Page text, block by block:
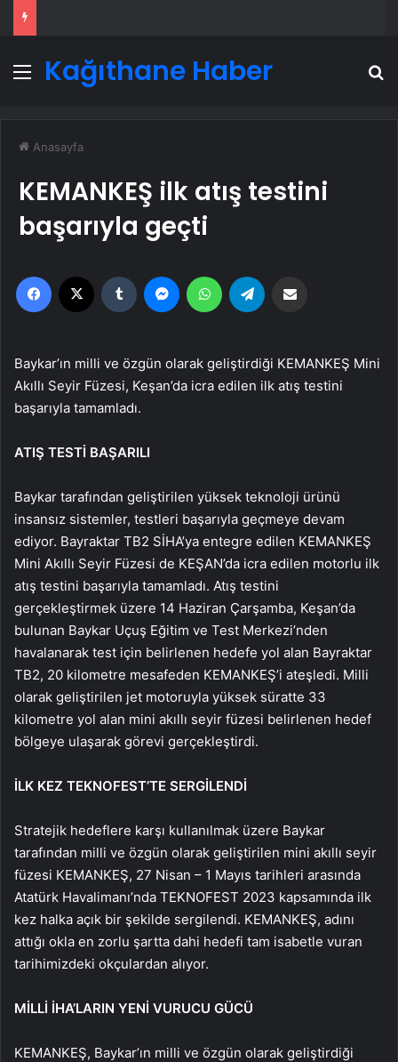
Menü
Kağıthane Haber
Anasayfa
KEMANKEŞ ilk atış testini
başarıyla geçti
Facebook Tumblr MessengerWhatsApp
Baykar’ın milli ve özgün olarak geliştirdiği KEMANKEŞ Mini
Akıllı Seyir Füzesi, Keşan’da icra edilen ilk atış testini
başarıyla tamamladı.
ATIŞ TESTİ BAŞARILI
Baykar tarafından geliştirilen yüksek teknoloji ürünü
insansız sistemler, testleri başarıyla geçmeye devam
ediyor. Bayraktar TB2 SİHA’ya entegre edilen KEMANKEŞ
Mini Akıllı Seyir Füzesi de KEŞAN’da icra edilen motorlu ilk
atış testini başarıyla tamamladı. Atış testini
gerçekleştirmek üzere 14 Haziran Çarşamba, Keşan’da
bulunan Baykar Uçuş Eğitim ve Test Merkezi’nden
havalanarak test için belirlenen hedefe yol alan Bayraktar
TB2, 20 kilometre mesafeden KEMANKEŞ’i ateşledi. Milli
olarak geliştirilen jet motoruyla yüksek süratte 33
kilometre yol alan mini akıllı seyir füzesi belirlenen hedef
bölgeye ulaşarak görevi gerçekleştirdi.
İLK KEZ TEKNOFEST’TE SERGİLENDİ
Stratejik hedeflere karşı kullanılmak üzere Baykar
tarafından milli ve özgün olarak geliştirilen mini akıllı seyir
füzesi KEMANKEŞ, 27 Nisan – 1 Mayıs tarihleri arasında
Atatürk Havalimanı’nda TEKNOFEST 2023 kapsamında ilk
kez halka açık bir şekilde sergilendi. KEMANKEŞ, adını
attığı okla en zorlu şartta dahi hedefi tam isabetle vuran
tarihimizdeki okçulardan alıyor.
MİLLİ İHA’LARIN YENİ VURUCU GÜCÜ
KEMANKEŞ, Baykar’ın milli ve özgün olarak geliştirdiği